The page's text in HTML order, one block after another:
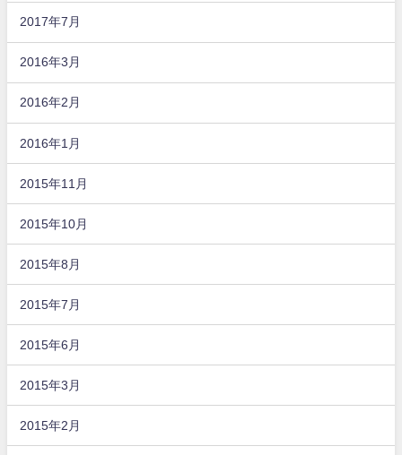
2017年7月
2016年3月
2016年2月
2016年1月
2015年11月
2015年10月
2015年8月
2015年7月
2015年6月
2015年3月
2015年2月